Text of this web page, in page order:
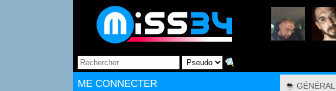
ME CONNECTER GÉNÉRAL